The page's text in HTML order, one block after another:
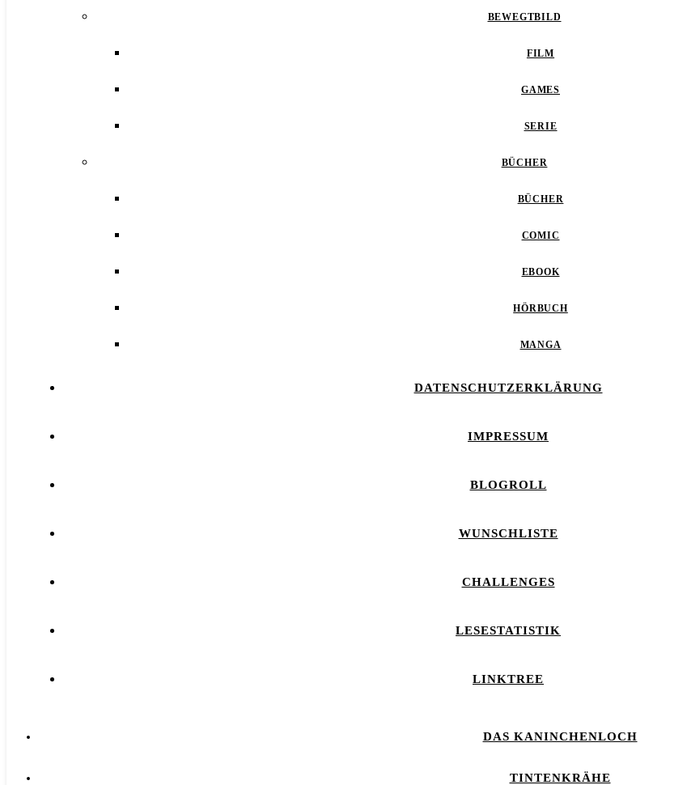
BEWEGTBILD
FILM
GAMES
SERIE
BÜCHER
BÜCHER
COMIC
EBOOK
HÖRBUCH
MANGA
DATENSCHUTZERKLÄRUNG
IMPRESSUM
BLOGROLL
WUNSCHLISTE
CHALLENGES
LESESTATISTIK
LINKTREE
DAS KANINCHENLOCH
TINTENKRÄHE